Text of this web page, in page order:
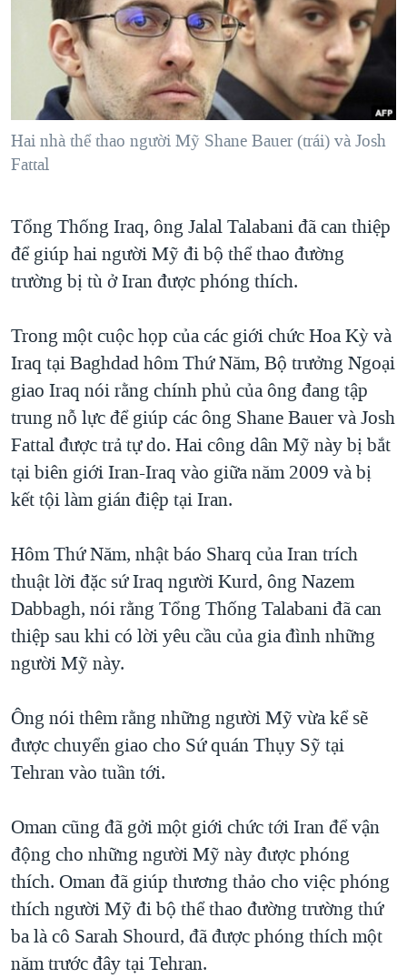
NGƯỜI VIỆT HẢI NGOẠI
ĐỜI SỐNG
KINH TẾ
KHOA HỌC
SỨC KHOẺ
THỂ THAO
GIÁO DỤC
TẠI
HÀNH TRÌNH BẦU CỬ 2024
MỘT NĂM CHIẾN TRANH TẠI DẢI GAZA
GIẢI MÃ VÀNH ĐAI & CON ĐƯỜNG
NGÀY TỊ NẠN THẾ GIỚI
TRỊNH VĨNH BÌNH - NGƯỜI HẠ 'BÊN THẮNG CUỘC'
CHI PHÍ CHIẾN TRANH AFGHANISTAN
CÁC GIÁ TRỊ CỘNG HÒA Ở VIỆT NAM
TRỊNH VĨNH BÌNH VS. CHÍNH PHỦ VIỆT NAM
NGƯ DÂN VIỆT VÀ LÀN SÓNG TRỘM HẢI SÂM
BÊN KIA QUỐC LỘ: TIẾNG VỌNG TỪ NÔNG THÔN MỸ
QUAN HỆ VIỆT MỸ
VIDEO
NGHE
MẠNG XÃ HỘI
Hai nhà thể thao người Mỹ Shane Bauer (trái) và Josh
Fattal
Tổng Thống Iraq, ông Jalal Talabani đã can thiệp
để giúp hai người Mỹ đi bộ thể thao đường
trường bị tù ở Iran được phóng thích.
Trong một cuộc họp của các giới chức Hoa Kỳ và
Iraq tại Baghdad hôm Thứ Năm, Bộ trưởng Ngoại
giao Iraq nói rằng chính phủ của ông đang tập
trung nỗ lực để giúp các ông Shane Bauer và Josh
Fattal được trả tự do. Hai công dân Mỹ này bị bắt
tại biên giới Iran-Iraq vào giữa năm 2009 và bị
kết tội làm gián điệp tại Iran.
Hôm Thứ Năm, nhật báo Sharq của Iran trích
thuật lời đặc sứ Iraq người Kurd, ông Nazem
Dabbagh, nói rằng Tổng Thống Talabani đã can
thiệp sau khi có lời yêu cầu của gia đình những
người Mỹ này.
Ông nói thêm rằng những người Mỹ vừa kể sẽ
được chuyển giao cho Sứ quán Thụy Sỹ tại
Tehran vào tuần tới.
Oman cũng đã gởi một giới chức tới Iran để vận
động cho những người Mỹ này được phóng
thích. Oman đã giúp thương thảo cho việc phóng
thích người Mỹ đi bộ thể thao đường trường thứ
ba là cô Sarah Shourd, đã được phóng thích một
năm trước đây tại Tehran.